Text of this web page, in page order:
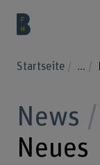
Startseite ...
News
Neues